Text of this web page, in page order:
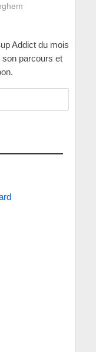
Addict du mois
parcours et